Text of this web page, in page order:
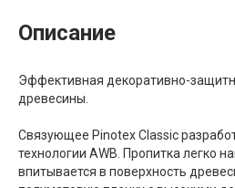
Описание
Эффективная декоративно-
древесины.
Связующее Pinotex Classic
технологии AWB. Пропитка легко
впитывается в поверхность